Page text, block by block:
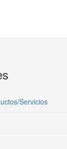
Servicios